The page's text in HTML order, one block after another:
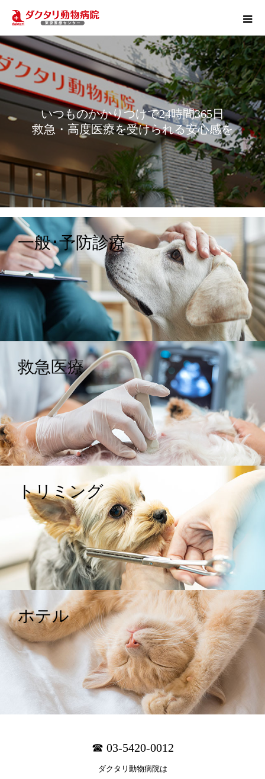
いつものかかりつけで24時間365日
救急・高度医療を受けられる安心感を
一般･予防診療
救急医療
トリミング
ホテル
☎ 03-5420-0012
ダクタリ動物病院は